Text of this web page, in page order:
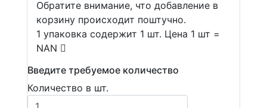
Обратите внимание, что добавление в
корзину происходит поштучно.
1 упаковка содержит 1 шт. Цена 1 шт =
NAN
Введите требуемое количество
Количество в шт.